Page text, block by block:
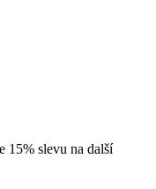
15% slevu na další